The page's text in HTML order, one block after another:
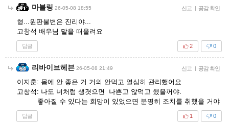
마블링 26-05-08 18:55 신고 | 공감 확인
형...원판불변은 진리야...
고창석 배우님 말을 떠올려요
답글 0
2
리바이브헤븐 26-05-08 21:49 신고 | 공감 확인
이지훈: 몸에 안 좋은 거 거의 안먹고 열심히 관리했어요
고창석: 나도 너처럼 생겻으면 나쁜고 않먹고 했을꺼야.
좋아질 수 있다는 희망이 있었으면 분명히 조치를 취했을 거야
답글 0
1